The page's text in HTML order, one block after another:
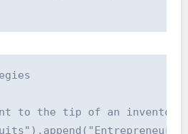
to the tip of an inventory